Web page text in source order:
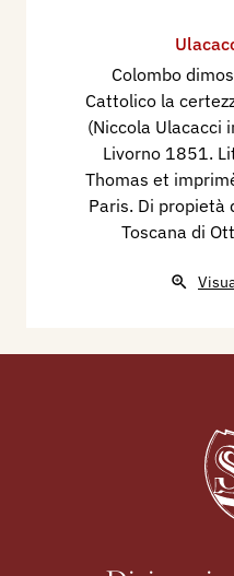
Colombo
Cattolico la
(Niccola Ulacacci
Livorno 1851.
Thomas et
Paris. Di propietà
Toscana di